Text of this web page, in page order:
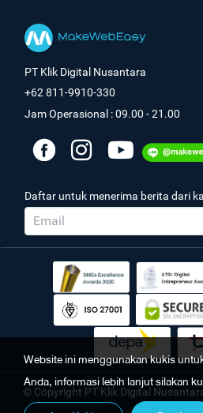
PT Klik Digital Nusantara
+62 811-9910-330
Jam Operasional : 09.00 - 21.00
Daftar untuk menerima berita dari
© Copyright PT Klik Digital
Website ini menggunakan kukis
Anda, informasi lebih lanjut silakan